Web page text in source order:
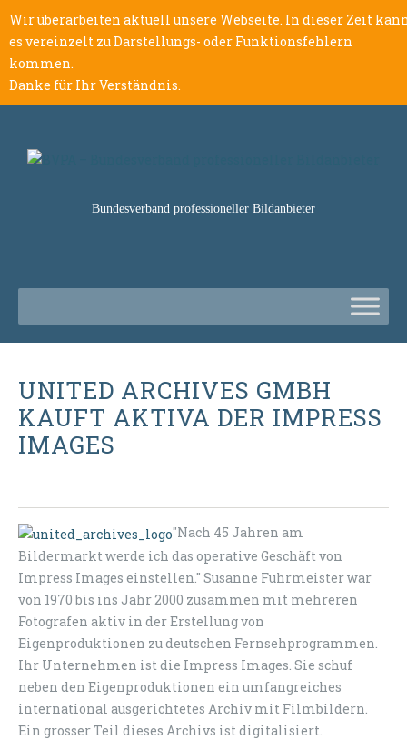
Wir überarbeiten aktuell unsere Webseite. In dieser Zeit
es vereinzelt zu Darstellungs- oder Funktionsfehlern
kommen.
Danke für Ihr Verständnis.
Bundesverband professioneller Bildanbieter
UNITED ARCHIVES GMBH
KAUFT AKTIVA DER IMPRESS
IMAGES
"Nach 45 Jahren am
Bildermarkt werde ich das operative Geschäft von
Impress Images einstellen." Susanne Fuhrmeister war
von 1970 bis ins Jahr 2000 zusammen mit mehreren
Fotografen aktiv in der Erstellung von
Eigenproduktionen zu deutschen Fernsehprogrammen.
Ihr Unternehmen ist die Impress Images. Sie schuf
neben den Eigenproduktionen ein umfangreiches
international ausgerichtetes Archiv mit Filmbildern
Ein grosser Teil dieses Archivs ist digitalisiert.